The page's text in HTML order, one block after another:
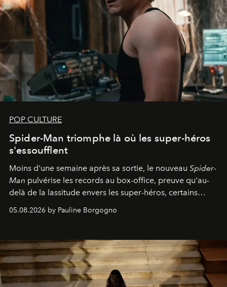
POP CULTURE
Spider-Man triomphe là où les super-héros
s'essoufflent
Moins d'une semaine après sa sortie, le nouveau Spider-
Man pulvérise les records au box-office, preuve qu'au-
delà de la lassitude envers les super-héros, certains
personnages continuent de susciter une ferveur intacte.
05.08.2026 by Pauline Borgogno